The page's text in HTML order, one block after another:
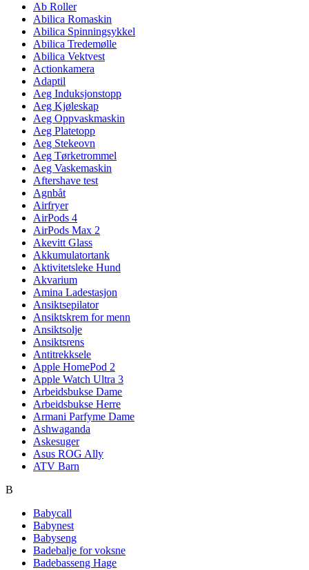
Ab Roller
Abilica Romaskin
Abilica Spinningsykkel
Abilica Tredemølle
Abilica Vektvest
Actionkamera
Adaptil
Aeg Induksjonstopp
Aeg Kjøleskap
Aeg Oppvaskmaskin
Aeg Platetopp
Aeg Stekeovn
Aeg Tørketrommel
Aeg Vaskemaskin
Aftershave test
Agnbåt
Airfryer
AirPods 4
AirPods Max 2
Akevitt Glass
Akkumulatortank
Aktivitetsleke Hund
Akvarium
Amina Ladestasjon
Ansiktsepilator
Ansiktskrem for menn
Ansiktsolje
Ansiktsrens
Antitrekksele
Apple HomePod 2
Apple Watch Ultra 3
Arbeidsbukse Dame
Arbeidsbukse Herre
Armani Parfyme Dame
Ashwaganda
Askesuger
Asus ROG Ally
ATV Barn
B
Babycall
Babynest
Babyseng
Badebalje for voksne
Badebasseng Hage